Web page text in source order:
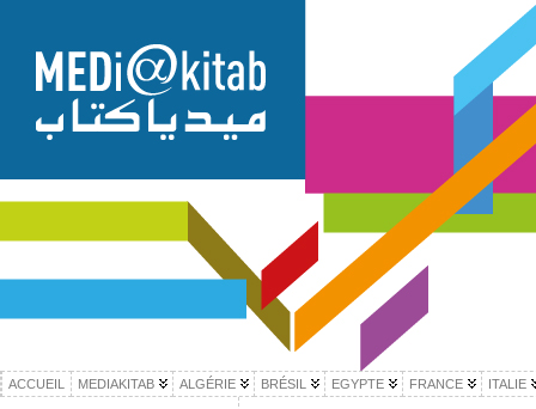
ACCUEIL MEDIAKITAB ALGÉRIE BRÉSIL EGYPTE FRANCE ITALIE